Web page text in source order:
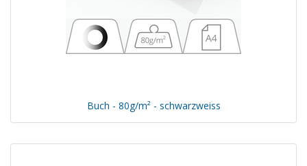
Buch - 80g/m² - schwarzweiss